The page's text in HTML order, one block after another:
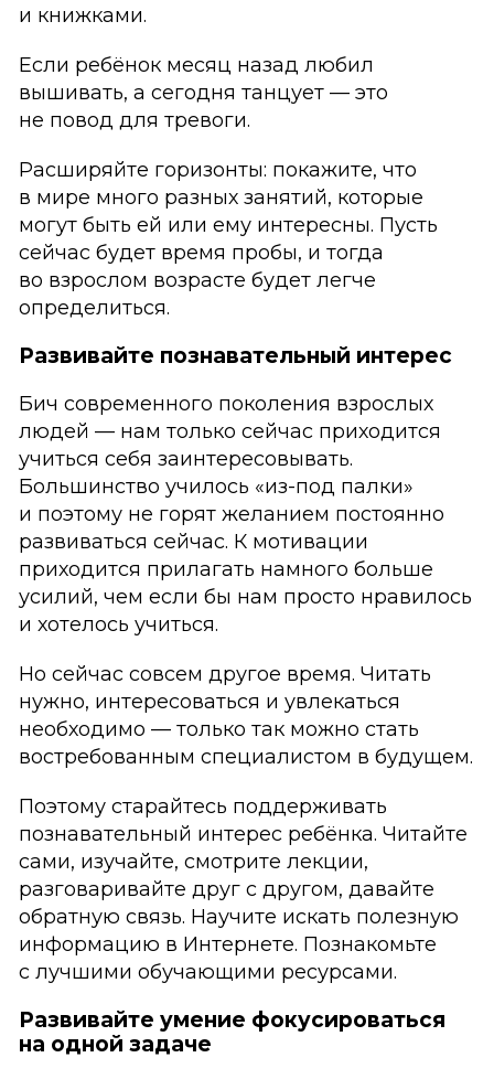
и книжками.
Если ребёнок месяц назад любил
вышивать, а сегодня танцует — это
не повод для тревоги.
Расширяйте горизонты: покажите, что
в мире много разных занятий, которые
могут быть ей или ему интересны. Пусть
сейчас будет время пробы, и тогда
во взрослом возрасте будет легче
определиться.
Развивайте познавательный интерес
Бич современного поколения взрослых
людей — нам только сейчас приходится
учиться себя заинтересовывать.
Большинство училось «из-под палки»
и поэтому не горят желанием постоянно
развиваться сейчас. К мотивации
приходится прилагать намного больше
усилий, чем если бы нам просто нравилось
и хотелось учиться.
Но сейчас совсем другое время. Читать
нужно, интересоваться и увлекаться
необходимо — только так можно стать
востребованным специалистом в будущем.
Поэтому старайтесь поддерживать
познавательный интерес ребёнка. Читайте
сами, изучайте, смотрите лекции,
разговаривайте друг с другом, давайте
обратную связь. Научите искать полезную
информацию в Интернете. Познакомьте
с лучшими обучающими ресурсами.
Развивайте умение фокусироваться
на одной задаче